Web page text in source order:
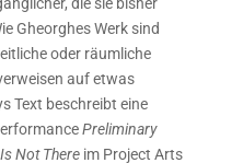
Gheorghes Werk sind
oder räumliche
auf etwas
Text beschreibt eine
Preliminary
Not Thereim Project Arts